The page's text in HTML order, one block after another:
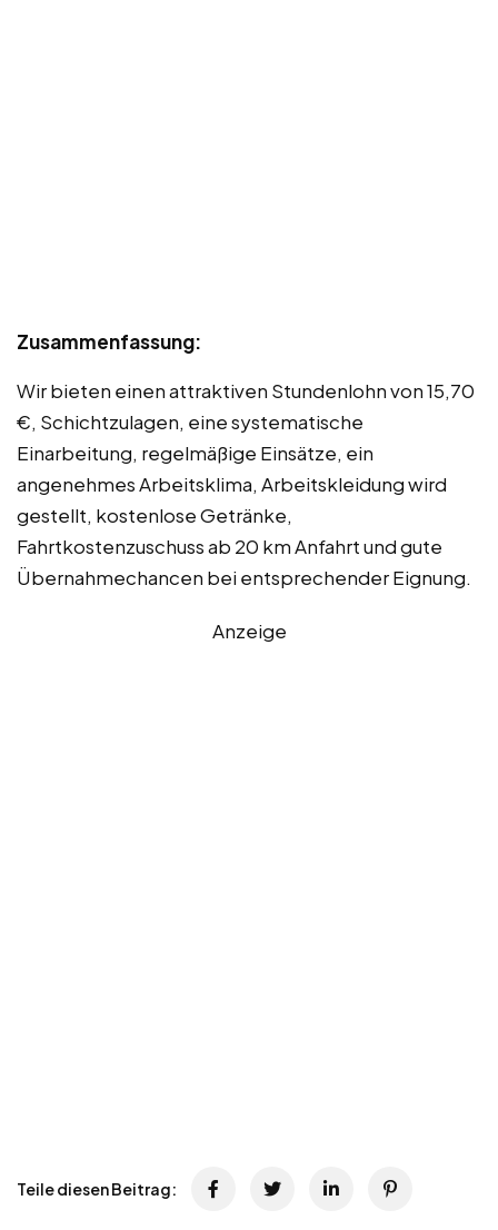
Zusammenfassung:
Wir bieten einen attraktiven Stundenlohn von 15,70
€, Schichtzulagen, eine systematische
Einarbeitung, regelmäßige Einsätze, ein
angenehmes Arbeitsklima, Arbeitskleidung wird
gestellt, kostenlose Getränke,
Fahrtkostenzuschuss ab 20 km Anfahrt und gute
Übernahmechancen bei entsprechender Eignung.
Anzeige
Teile diesen Beitrag: